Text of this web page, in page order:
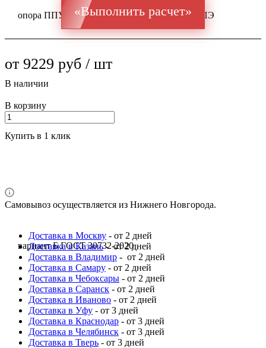
опора ППУ ГОСТ 20295 Ст 10-20 89x3 / 180 ПЭ
вариант Б ГОСТ 30732-2020
«Выполнить расчет»
от 9229 руб / шт
В наличии
В корзину
Купить в 1 клик
Самовывоз осуществляется из Нижнего Новгорода.
Доставка в Москву - от 2 дней
Доставка в Казань- от 2 дней
Доставка в Владимир - от 2 дней
Доставка в Самару - от 2 дней
Доставка в Чебоксары - от 2 дней
Доставка в Саранск - от 2 дней
Доставка в Иваново - от 2 дней
Доставка в Уфу - от 3 дней
Доставка в Краснодар - от 3 дней
Доставка в Челябинск - от 3 дней
Доставка в Тверь - от 3 дней